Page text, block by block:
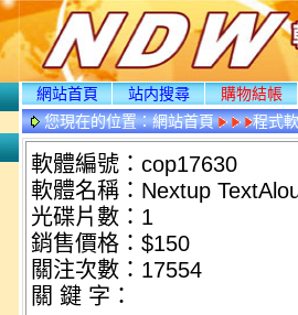
網站首頁 站内搜尋
購物結帳
您現在的位置：網站首頁 程式
軟體編號：cop17630
軟體名稱：Nextup
光碟片數：1
銷售價格：$150
關注次數： 17554
關 鍵 字：